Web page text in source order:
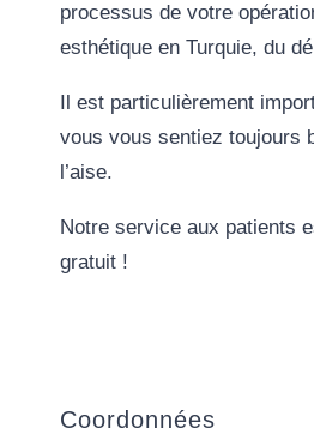
processus de votre
esthétique en Turquie, du
Il est particulièrement
vous vous sentiez toujours
l’aise.
Notre service aux patients
gratuit !
Coordonnées